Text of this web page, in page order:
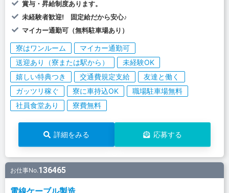
賞与・昇給制度あります。
未経験者歓迎! 固定給だから安心♪
マイカー通勤可（無料駐車場あり）
寮はワンルーム
マイカー通勤可
送迎あり（寮または駅から）
未経験OK
嬉しい特典つき
交通費規定支給
友達と働く
ガッツリ稼ぐ
寮に車持込OK
職場駐車場無料
社員食堂あり
寮費無料
詳細をみる 応募する
お仕事No.136465